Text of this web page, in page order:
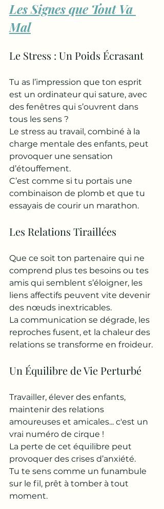
Les Signes que Tout Va
Mal
Le Stress : Un Poids Écrasant
Tu as l’impression que ton esprit
est un ordinateur qui sature, avec
des fenêtres qui s’ouvrent dans
tous les sens ?
Le stress au travail, combiné à la
charge mentale des enfants, peut
provoquer une sensation
d’étouffement.
C’est comme si tu portais une
combinaison de plomb et que tu
essayais de courir un marathon.
Les Relations Tiraillées
Que ce soit ton partenaire qui ne
comprend plus tes besoins ou tes
amis qui semblent s’éloigner, les
liens affectifs peuvent vite devenir
des nœuds inextricables.
La communication se dégrade, les
reproches fusent, et la chaleur des
relations se transforme en froideur.
Un Équilibre de Vie Perturbé
Travailler, élever des enfants,
maintenir des relations
amoureuses et amicales... c'est un
vrai numéro de cirque !
La perte de cet équilibre peut
provoquer des crises d’anxiété.
Tu te sens comme un funambule
sur le fil, prêt à tomber à tout
moment.